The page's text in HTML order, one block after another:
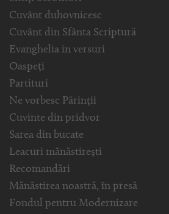
Cuvânt duhovnicesc
Cuvânt din Sfânta Scriptură
Evanghelia in versuri
Oaspeți
Partituri
Ne vorbesc Părinții
Cuvinte din pridvor
Sarea din bucate
Leacuri mănăstirești
Recomandări
Mănăstirea noastră, în presă
Fondul pentru Modernizare